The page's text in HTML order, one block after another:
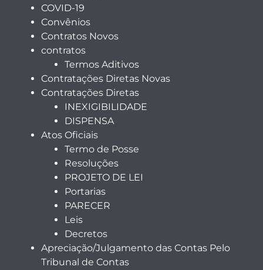
COVID-19
Convênios
Contratos Novos
contratos
Termos Aditivos
Contratações Diretas Novas
Contratações Diretas
INEXIGIBILIDADE
DISPENSA
Atos Oficiais
Termo de Posse
Resoluções
PROJETO DE LEI
Portarias
PARECER
Leis
Decretos
Apreciação/Julgamento das Contas Pelo
Tribunal de Contas